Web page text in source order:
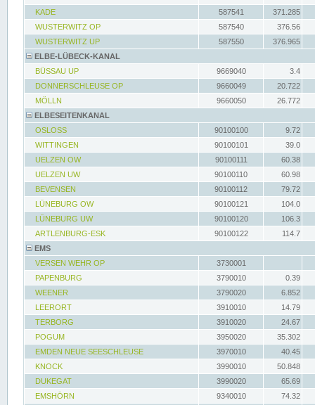
KADE
587541
371.285
WUSTERWITZ OP
587540
376.56
WUSTERWITZ UP
587550
376.965
ELBE-LÜBECK-KANAL
BÜSSAU UP
9669040
3.4
DONNERSCHLEUSE OP
9660049
20.722
MÖLLN
9660050
26.772
ELBESEITENKANAL
OSLOSS
90100100
9.72
WITTINGEN
90100101
39.0
UELZEN OW
90100111
60.38
UELZEN UW
90100110
60.98
BEVENSEN
90100112
79.72
LÜNEBURG OW
90100121
104.0
LÜNEBURG UW
90100120
106.3
ARTLENBURG-ESK
90100122
114.7
EMS
VERSEN WEHR OP
3730001
PAPENBURG
3790010
0.39
WEENER
3790020
6.852
LEERORT
3910010
14.79
TERBORG
3910020
24.67
POGUM
3950020
35.302
EMDEN NEUE SEESCHLEUSE
3970010
40.45
KNOCK
3990010
50.848
DUKEGAT
3990020
65.69
EMSHÖRN
9340010
74.32